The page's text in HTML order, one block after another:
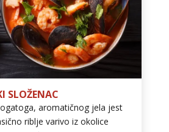
SLOŽENAC
aromatičnog jela jest
riblje varivo iz okolice